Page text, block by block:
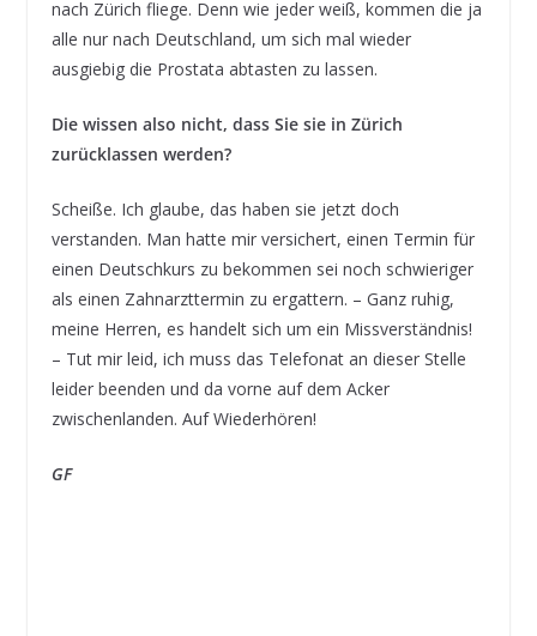
nach Zürich fliege. Denn wie jeder weiß, kommen die ja
alle nur nach Deutschland, um sich mal wieder
ausgiebig die Prostata abtasten zu lassen.
Die wissen also nicht, dass Sie sie in Zürich
zurücklassen werden?
Scheiße. Ich glaube, das haben sie jetzt doch
verstanden. Man hatte mir versichert, einen Termin für
einen Deutschkurs zu bekommen sei noch schwieriger
als einen Zahnarzttermin zu ergattern. – Ganz ruhig,
meine Herren, es handelt sich um ein Missverständnis!
– Tut mir leid, ich muss das Telefonat an dieser Stelle
leider beenden und da vorne auf dem Acker
zwischenlanden. Auf Wiederhören!
GF